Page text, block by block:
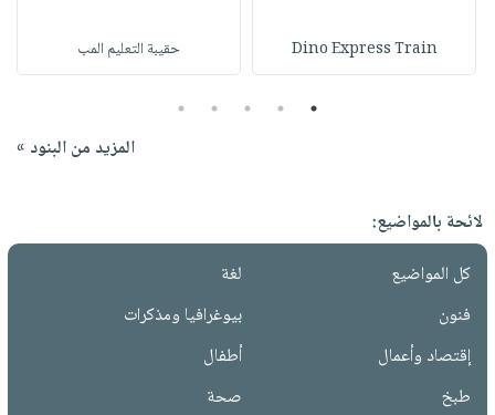
Dino Express Train حقيبة التعليم المب
1
2
3
4
5
المزيد من البنود »
لائحة بالمواضيع:
كل المواضيع
لغة
فنون
بيوغرافيا ومذكرات
إقتصاد وأعمال
أطفال
طبخ
صحة